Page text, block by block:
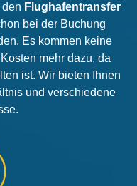
Flughafentransfer
bei der Buchung
Es kommen keine
mehr dazu, da
ist. Wir bieten Ihnen
und verschiedene